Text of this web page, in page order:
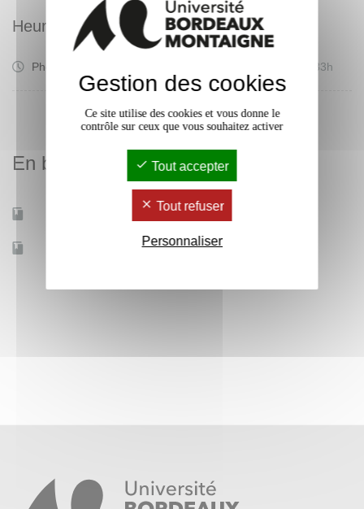
Heures d'enseignement
Photo - TD
Dirigés
33h
En bref
Oui
Accessible à distance Non
Gestion des cookies
Ce site utilise des cookies et vous donne le
contrôle sur ceux que vous souhaitez activer
Tout accepter
Tout refuser
Personnaliser